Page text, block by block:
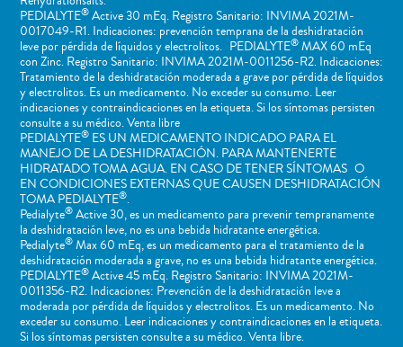
PEDIALYTE®Active 30 mEq. Registro Sanitario: INVIMA 2021M-
0017049-R1. Indicaciones: prevención temprana de la deshidratación
leve por pérdida de líquidos y electrolitos. PEDIALYTE®MAX 60 mEq
con Zinc. Registro Sanitario: INVIMA 2021M-0011256-R2. Indicaciones:
Tratamiento de la deshidratación moderada a grave por pérdida de líquidos
y electrolitos. Es un medicamento. No exceder su consumo. Leer
indicaciones y contraindicaciones en la etiqueta. Si los síntomas persisten
consulte a su médico. Venta libre
PEDIALYTE®ES UN MEDICAMENTO INDICADO PARA EL
MANEJO DE LA DESHIDRATACIÓN. PARA MANTENERTE
HIDRATADO TOMA AGUA. EN CASO DE TENER SÍNTOMAS O
EN CONDICIONES EXTERNAS QUE CAUSEN DESHIDRATACIÓN
TOMA PEDIALYTE®.
Pedialyte®Active 30, es un medicamento para prevenir tempranamente
la deshidratación leve, no es una bebida hidratante energética.
Pedialyte®Max 60 mEq, es un medicamento para el tratamiento de la
deshidratación moderada a grave, no es una bebida hidratante energética.
PEDIALYTE®Active 45 mEq. Registro Sanitario: INVIMA 2021M-
0011356-R2. Indicaciones: Prevención de la deshidratación leve a
moderada por pérdida de líquidos y electrolitos. Es un medicamento. No
exceder su consumo. Leer indicaciones y contraindicaciones en la etiqueta.
Si los síntomas persisten consulte a su médico. Venta libre.